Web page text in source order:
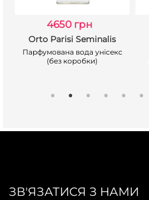
4650 грн
Orto Parisi Seminalis
Парфумована вода унісекс
(без коробки)
ЗВ'ЯЗАТИСЯ З НАМИ